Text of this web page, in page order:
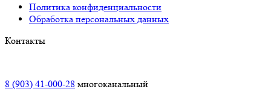
Политика конфиденциальности
Обработка персональных данных
Контакты
8 (903) 41-000-28 многоканальный